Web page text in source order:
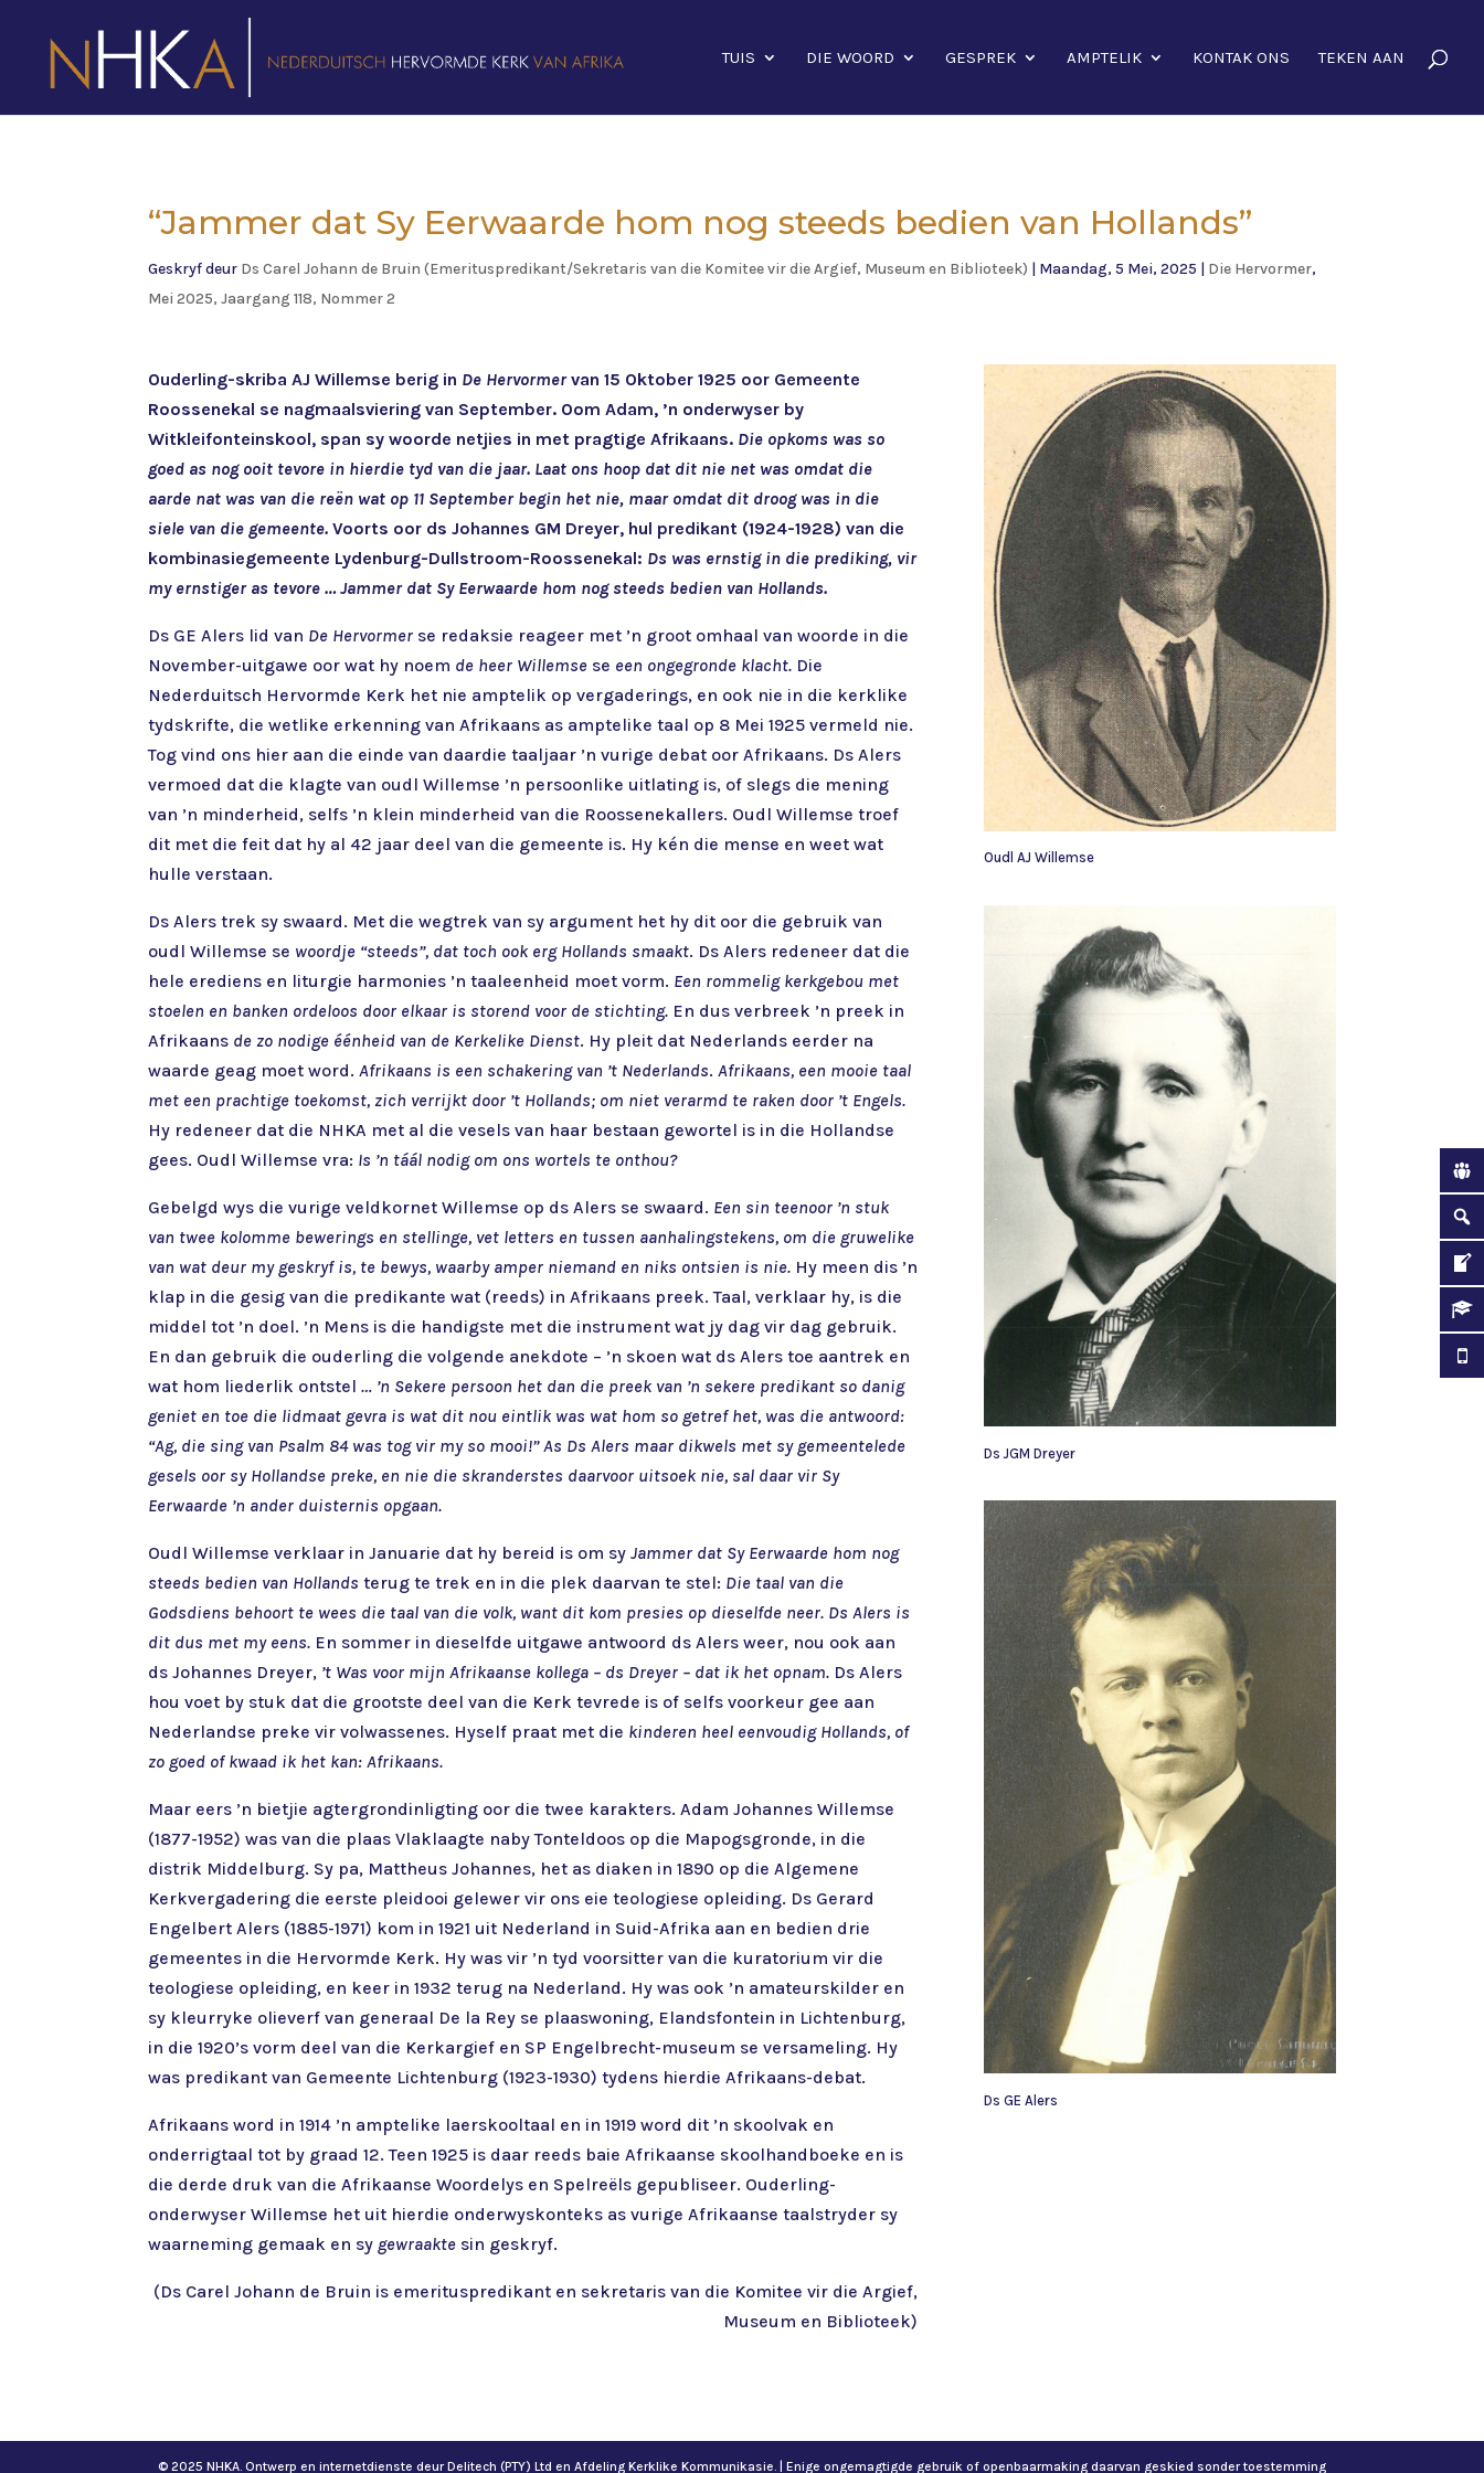
TUIS DIE WOORD GESPREK AMPTELIK KONTAK ONS TEKEN AAN
“Jammer dat Sy Eerwaarde hom nog steeds bedien van Hollands”
Geskryf deur Ds Carel Johann de Bruin (Emerituspredikant/Sekretaris van die Komitee vir die Argief, Museum en Biblioteek) | Maandag, 5 Mei, 2025 | Die Hervormer,
Mei 2025, Jaargang 118, Nommer 2
Ouderling-skriba AJ Willemse berig in De Hervormervan 15 Oktober 1925 oor Gemeente
Roossenekal se nagmaalsviering van September. Oom Adam, ’n onderwyser by
Witkleifonteinskool, span sy woorde netjies in met pragtige Afrikaans. Die opkoms was so
goed as nog ooit tevore in hierdie tyd van die jaar. Laat ons hoop dat dit nie net was omdat die
aarde nat was van die reën wat op 11 September begin het nie, maar omdat dit droog was in die
siele van die gemeente. Voorts oor ds Johannes GM Dreyer, hul predikant (1924-1928) van die
kombinasiegemeente Lydenburg-Dullstroom-Roossenekal: Ds was ernstig in die prediking, vir
my ernstiger as tevore … Jammer dat Sy Eerwaarde hom nog steeds bedien van Hollands.
Ds GE Alers lid van De Hervormer se redaksie reageer met ’n groot omhaal van woorde in die
November-uitgawe oor wat hy noem de heer Willemse se een ongegronde klacht. Die
Nederduitsch Hervormde Kerk het nie amptelik op vergaderings, en ook nie in die kerklike
tydskrifte, die wetlike erkenning van Afrikaans as amptelike taal op 8 Mei 1925 vermeld nie.
Tog vind ons hier aan die einde van daardie taaljaar ’n vurige debat oor Afrikaans. Ds Alers
vermoed dat die klagte van oudl Willemse ’n persoonlike uitlating is, of slegs die mening
van ’n minderheid, selfs ’n klein minderheid van die Roossenekallers. Oudl Willemse troef
dit met die feit dat hy al 42 jaar deel van die gemeente is. Hy kén die mense en weet wat
hulle verstaan.
Ds Alers trek sy swaard. Met die wegtrek van sy argument het hy dit oor die gebruik van
oudl Willemse se woordje “steeds”, dat toch ook erg Hollands smaakt. Ds Alers redeneer dat die
hele erediens en liturgie harmonies ’n taaleenheid moet vorm. Een rommelig kerkgebou met
stoelen en banken ordeloos door elkaar is storend voor de stichting. En dus verbreek ’n preek in
Afrikaans de zo nodige éénheid van de Kerkelike Dienst. Hy pleit dat Nederlands eerder na
waarde geag moet word.Afrikaans is een schakering van ’t Nederlands.Afrikaans, een mooie taal
met een prachtige toekomst, zich verrijkt door ’t Hollands; om niet verarmd te raken door ’t Engels.
Hy redeneer dat die NHKA met al die vesels van haar bestaan gewortel is in die Hollandse
gees. Oudl Willemse vra: Is ’n táál nodig om ons wortels te onthou?
Gebelgd wys die vurige veldkornet Willemse op ds Alers se swaard. Een sin teenoor ’n stuk
van twee kolomme bewerings en stellinge, vet letters en tussen aanhalingstekens, om die gruwelike
van wat deur my geskryf is, te bewys, waarby amper niemand en niks ontsien is nie. Hy meen dis ’n
klap in die gesig van die predikante wat (reeds) in Afrikaans preek. Taal, verklaar hy, is die
middel tot ’n doel. ’n Mens is die handigste met die instrument wat jy dag vir dag gebruik.
En dan gebruik die ouderling die volgende anekdote – ’n skoen wat ds Alers toe aantrek en
wat hom liederlik ontstel… ’n Sekere persoon het dan die preek van ’n sekere predikant so danig
geniet en toe die lidmaat gevra is wat dit nou eintlik was wat hom so getref het, was die antwoord:
“Ag, die sing van Psalm 84 was tog vir my so mooi!” As Ds Alers maar dikwels met sy gemeentelede
gesels oor sy Hollandse preke, en nie die skranderstes daarvoor uitsoek nie, sal daar vir Sy
Eerwaarde ’n ander duisternis opgaan.
Oudl Willemse verklaar in Januarie dat hy bereid is om syJammer dat Sy Eerwaarde hom nog
steeds bedien van Hollands terug te trek en in die plek daarvan te stel: Die taal van die
Godsdiens behoort te wees die taal van die volk, want dit kom presies op dieselfde neer. Ds Alers is
dit dus met my eens. En sommer in dieselfde uitgawe antwoord ds Alers weer, nou ook aan
ds Johannes Dreyer, ’t Was voor mijn Afrikaanse kollega – ds Dreyer – dat ik het opnam. Ds Alers
hou voet by stuk dat die grootste deel van die Kerk tevrede is of selfs voorkeur gee aan
Nederlandse preke vir volwassenes. Hyself praat met die kinderen heel eenvoudig Hollands, of
zo goed of kwaad ik het kan: Afrikaans.
Maar eers ’n bietjie agtergrondinligting oor die twee karakters. Adam Johannes Willemse
(1877-1952) was van die plaas Vlaklaagte naby Tonteldoos op die Mapogsgronde, in die
distrik Middelburg. Sy pa, Mattheus Johannes, het as diaken in 1890 op die Algemene
Kerkvergadering die eerste pleidooi gelewer vir ons eie teologiese opleiding. Ds Gerard
Engelbert Alers (1885-1971) kom in 1921 uit Nederland in Suid-Afrika aan en bedien drie
gemeentes in die Hervormde Kerk. Hy was vir ’n tyd voorsitter van die kuratorium vir die
teologiese opleiding, en keer in 1932 terug na Nederland. Hy was ook ’n amateurskilder en
sy kleurryke olieverf van generaal De la Rey se plaaswoning, Elandsfontein in Lichtenburg,
in die 1920’s vorm deel van die Kerkargief en SP Engelbrecht-museum se versameling. Hy
was predikant van Gemeente Lichtenburg (1923-1930) tydens hierdie Afrikaans-debat.
Afrikaans word in 1914 ’n amptelike laerskooltaal en in 1919 word dit ’n skoolvak en
onderrigtaal tot by graad 12. Teen 1925 is daar reeds baie Afrikaanse skoolhandboeke en is
die derde druk van die Afrikaanse Woordelys en Spelreëls gepubliseer. Ouderling-
onderwyser Willemse het uit hierdie onderwyskonteks as vurige Afrikaanse taalstryder sy
waarneming gemaak en sy gewraakte sin geskryf.
(Ds Carel Johann de Bruin is emerituspredikant en sekretaris van die Komitee vir die Argief,
Museum en Biblioteek)
Oudl AJ Willemse
Ds JGM Dreyer
Ds GE Alers
© 2025 NHKA. Ontwerp en internetdienste deur Delitech (PTY) Ltd en Afdeling Kerklike Kommunikasie. | Enige ongemagtigde gebruik of openbaarmaking daarvan geskied sonder toestemming